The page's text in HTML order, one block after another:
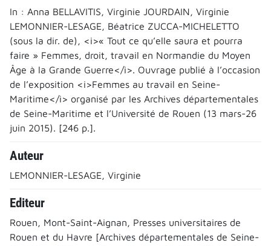
In : Anna BELLAVITIS, Virginie JOURDAIN, Virginie
LEMONNIER-LESAGE, Béatrice ZUCCA-MICHELETTO
(sous la dir. de), <i>« Tout ce qu’elle saura et pourra
faire » Femmes, droit, travail en Normandie du Moyen
Âge à la Grande Guerre</i>. Ouvrage publié à l’occasion
de l’exposition <i>Femmes au travail en Seine-
Maritime</i> organisé par les Archives départementales
de Seine-Maritime et l’Université de Rouen (13 mars-26
juin 2015). [246 p.].
Auteur
LEMONNIER-LESAGE, Virginie
Editeur
Rouen, Mont-Saint-Aignan, Presses universitaires de
Rouen et du Havre [Archives départementales de Seine-